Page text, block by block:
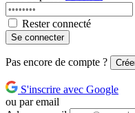
Rester connecté
Se connecter
Pas encore de compte ?
S'inscrire avec Google
ou par email